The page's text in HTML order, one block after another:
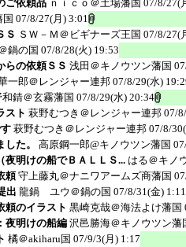
ご依頼品 ｎｉｃｏ＠土場藩国 07/8/27(
国 07/8/27(月) 3:01
Ｓ ＳＷ－Ｍ＠ビギナーズ王国 07/8/27(
鍋の国 07/8/28(火) 19:53
らの依頼ＳＳ 浅田＠キノウツン藩国
一郎＠レンジャー連邦 07/8/29(水)
錆＠玄霧藩国 07/8/29(水) 20:34
スト 萩野むつき＠レンジャー連邦 07/
萩野むつき＠レンジャー連邦 07/8/
た。
高原鋼一郎@キノウツン藩国
夜明けの船でＢＡＬＬＳ... はる＠キノ
頼 守上藤丸＠ナニワアームズ商藩国
出 龍鍋 ユウ＠鍋の国 07/8/31(金) 1:11
頼のイラスト 黒崎克哉＠海法よけ藩国
夜明けの船編 沢邑勝海＠キノウツン藩
橘＠akiharu国 07/9/3(月) 1:17